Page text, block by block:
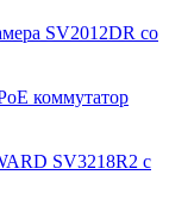
SV2012DR со
коммутатор
SV3218R2 с